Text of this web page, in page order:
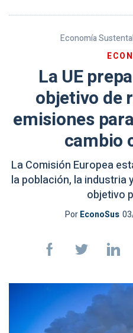
Economía
La UE
objetivo de
emisiones
cambio
La Comisión Europea
la población, la industria
objetivo
PorEconoSus